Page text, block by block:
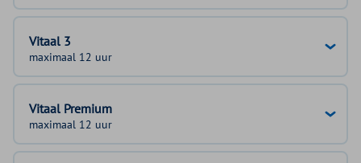
Vitaal 3
maximaal 12 uur
Vitaal Premium
maximaal 12 uur